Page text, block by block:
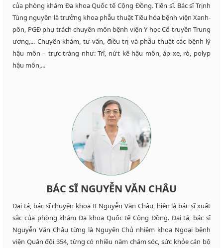
của phòng khám Đa khoa Quốc tế Cộng Đồng. Tiến sĩ. Bác sĩ Trịnh
Tùng nguyên là trưởng khoa phẫu thuật Tiêu hóa bệnh viện Xanh-
pôn, PGĐ phụ trách chuyên môn bệnh viện Y học Cổ truyền Trung
ương,... Chuyên khám, tư vấn, điều trị và phẫu thuật các bệnh lý
hậu môn – trực tràng như: Trĩ, nứt kẽ hậu môn, áp xe, rò, polyp
hậu môn,...
BÁC SĨ NGUYỄN VĂN CHÂU
Đại tá, bác sĩ chuyên khoa II Nguyễn Văn Châu, hiện là bác sĩ xuất
sắc của phòng khám Đa khoa Quốc tế Cộng Đồng. Đại tá, bác sĩ
Nguyễn Văn Châu từng là Nguyên Chủ nhiệm khoa Ngoại bệnh
viện Quân đội 354, từng có nhiều năm chăm sóc, sức khỏe cán bộ